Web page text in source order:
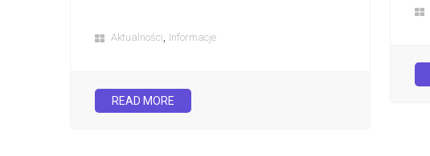
Aktualności, Informacje
READ MORE